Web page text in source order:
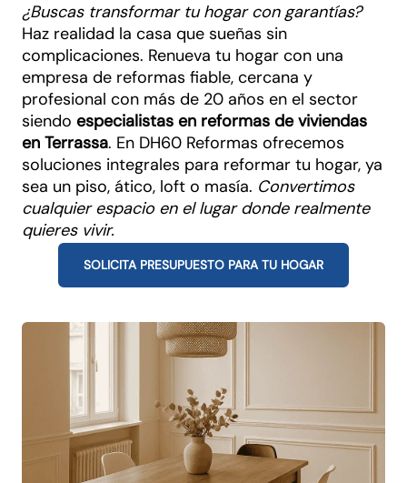
¿Buscas transformar tu hogar con garantías?
Haz realidad la casa que sueñas sin
complicaciones. Renueva tu hogar con una
empresa de reformas fiable, cercana y
profesional con más de 20 años en el sector
siendo especialistas en reformas de viviendas
en Terrassa. En DH60 Reformas ofrecemos
soluciones integrales para reformar tu hogar, ya
sea un piso, ático, loft o masía. Convertimos
cualquier espacio en el lugar donde realmente
quieres vivir.
SOLICITA PRESUPUESTO PARA TU HOGAR